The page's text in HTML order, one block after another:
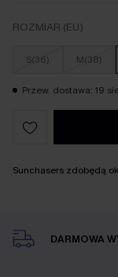
ROZMIAR (EU)
S(36) M(38)
Przew. dostawa: 19
Sunchasers zdobędą
DARMOWA